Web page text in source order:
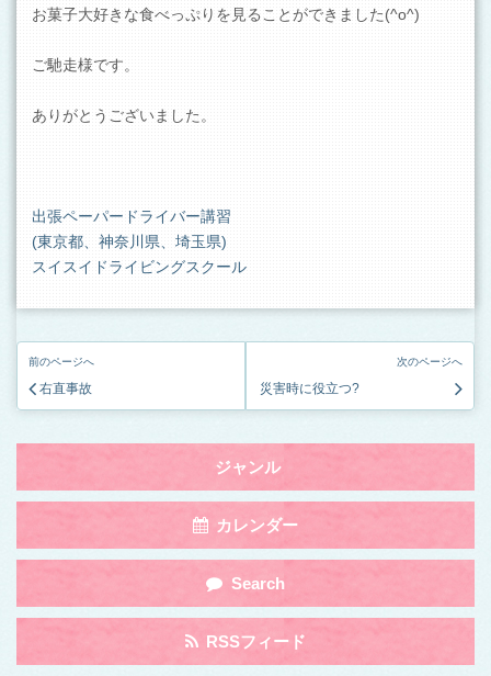
お菓子大好きな食べっぷりを見ることができました(^o^)
ご馳走様です。
ありがとうございました。
出張ペーパードライバー講習
(東京都、神奈川県、埼玉県)
スイスイドライビングスクール
前のページへ
右直事故
次のページへ
災害時に役立つ?
Toggle
navigation
by
ジャンル
Toggle
navigation
by
カレンダー
Toggle
navigation
by
Search
Toggle
navigation
RSSフィード